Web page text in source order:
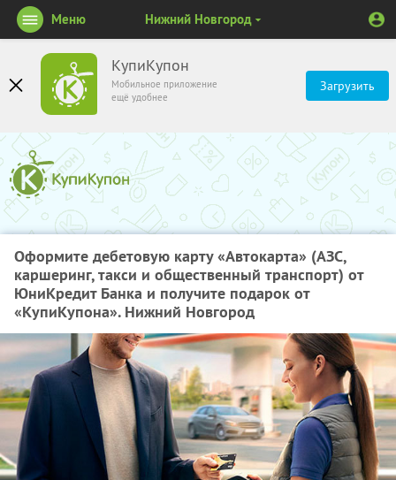
КупиКупон
Мобильное приложение
ещё удобнее
Загрузить
Меню Нижний Новгород
Оформите дебетовую карту «Автокарта» (АЗС,
каршеринг, такси и общественный транспорт) от
ЮниКредит Банка и получите подарок от
«КупиКупона». Нижний Новгород